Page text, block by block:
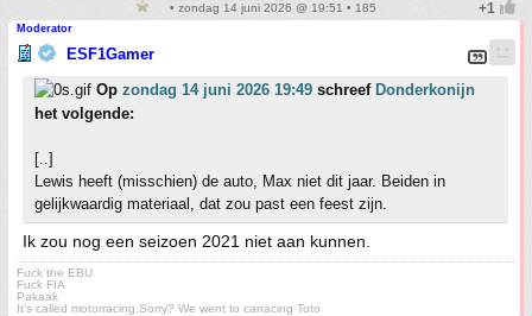
• zondag 14 juni 2026 @ 19:51 • 185
Moderator
ESF1Gamer
Op zondag 14 juni 2026 19:49 schreef Donderkonijn
het volgende:
[..]
Lewis heeft (misschien) de auto, Max niet dit jaar. Beiden in
gelijkwaardig materiaal, dat zou past een feest zijn.
Ik zou nog een seizoen 2021 niet aan kunnen.
Fuck the EBU
Fuck FIA
Pakaak
It's called motorracing.Sorry? We went to carracing Toto